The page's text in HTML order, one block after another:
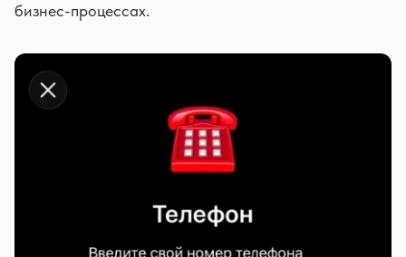
бизнес-процессах.